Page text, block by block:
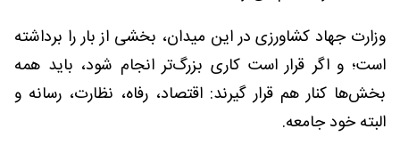
وزارت جهاد کشاورزی در این میدان، بخشی از بار را برداشته
است؛ و اگر قرار است کاری بزرگ‌تر انجام شود، باید همه
بخش‌ها کنار هم قرار گیرند: اقتصاد، رفاه، نظارت، رسانه و
البته خود جامعه.